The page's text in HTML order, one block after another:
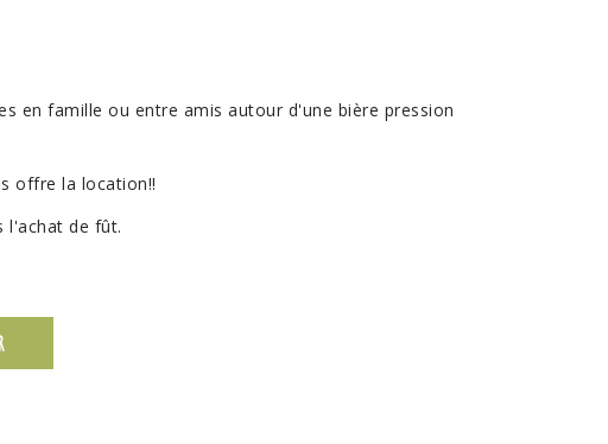
en famille ou entre amis autour d'une bière pression
offre la location!!
l'achat de fût.